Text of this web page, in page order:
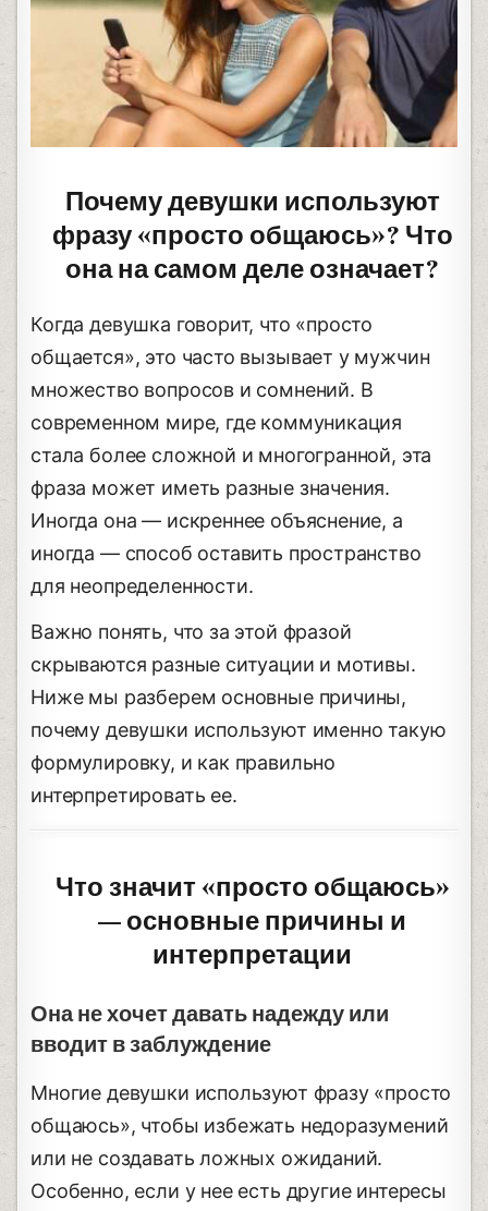
Почему девушки используют
фразу «просто общаюсь»? Что
она на самом деле означает?
Когда девушка говорит, что «просто
общается», это часто вызывает у мужчин
множество вопросов и сомнений. В
современном мире, где коммуникация
стала более сложной и многогранной, эта
фраза может иметь разные значения.
Иногда она — искреннее объяснение, а
иногда — способ оставить пространство
для неопределенности.
Важно понять, что за этой фразой
скрываются разные ситуации и мотивы.
Ниже мы разберем основные причины,
почему девушки используют именно такую
формулировку, и как правильно
интерпретировать ее.
Что значит «просто общаюсь»
— основные причины и
интерпретации
Она не хочет давать надежду или
вводит в заблуждение
Многие девушки используют фразу «просто
общаюсь», чтобы избежать недоразумений
или не создавать ложных ожиданий.
Особенно, если у нее есть другие интересы